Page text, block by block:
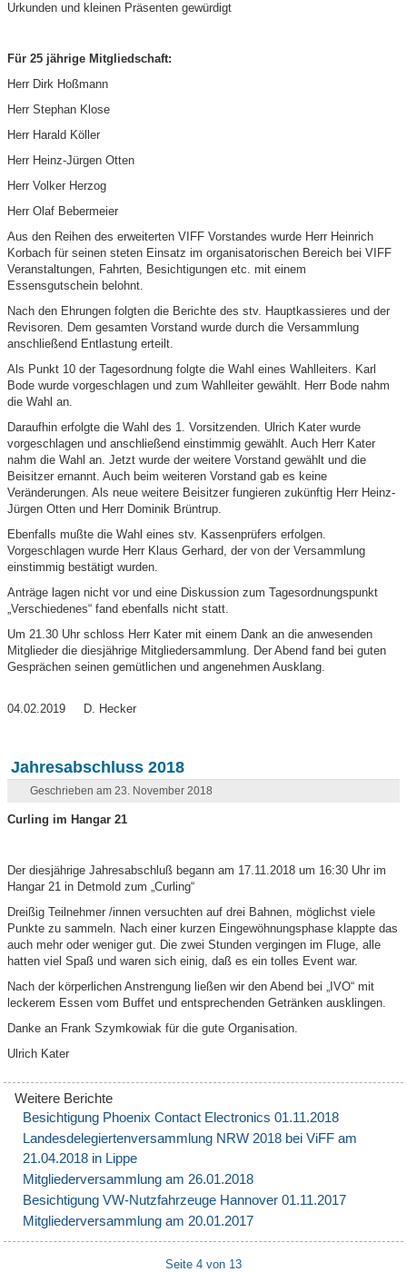
Urkunden und kleinen Präsenten gewürdigt
Für 25 jährige Mitgliedschaft:
Herr Dirk Hoßmann
Herr Stephan Klose
Herr Harald Köller
Herr Heinz-Jürgen Otten
Herr Volker Herzog
Herr Olaf Bebermeier
Aus den Reihen des erweiterten VIFF Vorstandes wurde Herr Heinrich
Korbach für seinen steten Einsatz im organisatorischen Bereich bei VIFF
Veranstaltungen, Fahrten, Besichtigungen etc. mit einem
Essensgutschein belohnt.
Nach den Ehrungen folgten die Berichte des stv. Hauptkassieres und der
Revisoren. Dem gesamten Vorstand wurde durch die Versammlung
anschließend Entlastung erteilt.
Als Punkt 10 der Tagesordnung folgte die Wahl eines Wahlleiters. Karl
Bode wurde vorgeschlagen und zum Wahlleiter gewählt. Herr Bode nahm
die Wahl an.
Daraufhin erfolgte die Wahl des 1. Vorsitzenden. Ulrich Kater wurde
vorgeschlagen und anschließend einstimmig gewählt. Auch Herr Kater
nahm die Wahl an. Jetzt wurde der weitere Vorstand gewählt und die
Beisitzer ernannt. Auch beim weiteren Vorstand gab es keine
Veränderungen. Als neue weitere Beisitzer fungieren zukünftig Herr Heinz-
Jürgen Otten und Herr Dominik Brüntrup.
Ebenfalls mußte die Wahl eines stv. Kassenprüfers erfolgen.
Vorgeschlagen wurde Herr Klaus Gerhard, der von der Versammlung
einstimmig bestätigt wurden.
Anträge lagen nicht vor und eine Diskussion zum Tagesordnungspunkt
„Verschiedenes“ fand ebenfalls nicht statt.
Um 21.30 Uhr schloss Herr Kater mit einem Dank an die anwesenden
Mitglieder die diesjährige Mitgliedersammlung. Der Abend fand bei guten
Gesprächen seinen gemütlichen und angenehmen Ausklang.
04.02.2019 D. Hecker
Jahresabschluss 2018
Geschrieben am 23. November 2018
Curling im Hangar 21
Der diesjährige Jahresabschluß begann am 17.11.2018 um 16:30 Uhr im
Hangar 21 in Detmold zum „Curling“
Dreißig Teilnehmer /innen versuchten auf drei Bahnen, möglichst viele
Punkte zu sammeln. Nach einer kurzen Eingewöhnungsphase klappte das
auch mehr oder weniger gut. Die zwei Stunden vergingen im Fluge, alle
hatten viel Spaß und waren sich einig, daß es ein tolles Event war.
Nach der körperlichen Anstrengung ließen wir den Abend bei „IVO“ mit
leckerem Essen vom Buffet und entsprechenden Getränken ausklingen.
Danke an Frank Szymkowiak für die gute Organisation.
Ulrich Kater
Besichtigung Phoenix Contact Electronics 01.11.2018
Landesdelegiertenversammlung NRW 2018 bei ViFF am
21.04.2018 in Lippe
Mitgliederversammlung am 26.01.2018
Besichtigung VW-Nutzfahrzeuge Hannover 01.11.2017
Mitgliederversammlung am 20.01.2017
Seite 4 von 13